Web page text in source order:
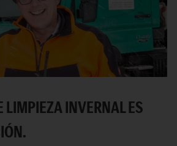
LIMPIEZA INVERNAL ES